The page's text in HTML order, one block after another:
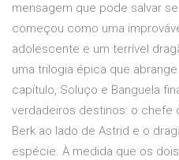
mensagem que pode salvar
começou como uma
adolescente e um terrível
uma trilogia épica que
capítulo, Soluço e Banguela
verdadeiros destinos: o chefe
Berk ao lado de Astrid e o
espécie. À medida que os dois